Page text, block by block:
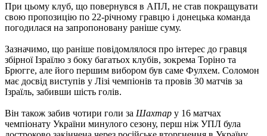
При цьому клуб, що повернувся в АПЛ, не став покращувати
свою пропозицію по 22-річному гравцю і донецька команда
погодилася на запропоновану раніше суму.
Зазначимо, що раніше повідомлялося про інтерес до гравця
збірної Ізраїлю з боку багатьох клубів, зокрема Торіно та
Брюгге, але його першим вибором був саме Фулхем. Соломон
має досвід виступів у Лізі чемпіонів та провів 30 матчів за
Ізраїль, забивши шість голів.
Він також забив чотири голи за Шахтар у 16 ​​матчах
чемпіонату України минулого сезону, перш ніж УПЛ була